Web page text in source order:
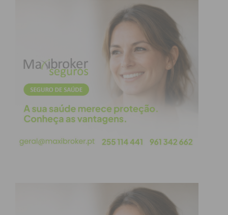
Eu li e concordo com os
termos e
condições